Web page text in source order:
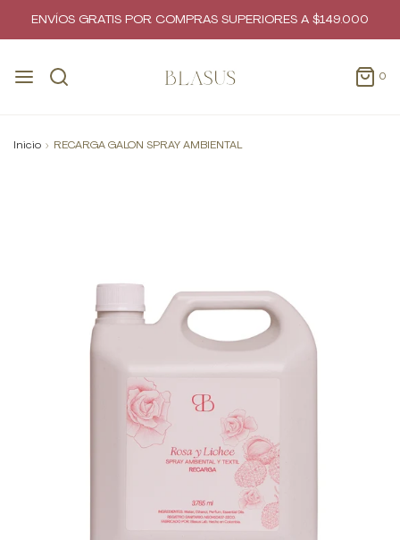
ENVÍOS GRATIS POR COMPRAS SUPERIORES A $149.000
0
Inicio › RECARGA GALON SPRAY AMBIENTAL